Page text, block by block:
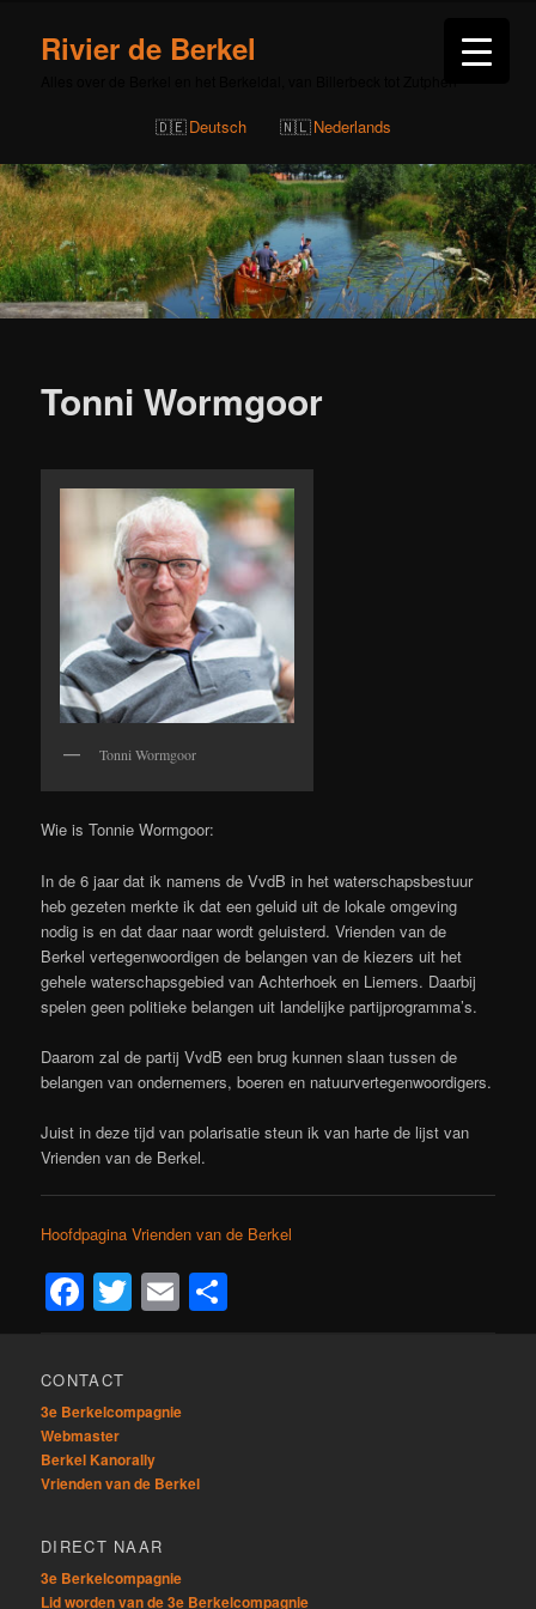
Rivier de Berkel
Deutsch Nederlands
Tonni Wormgoor
Tonni Wormgoor
Wie is Tonnie Wormgoor:
In de 6 jaar dat ik namens de VvdB in het waterschapsbestuur
heb gezeten merkte ik dat een geluid uit de lokale omgeving
nodig is en dat daar naar wordt geluisterd. Vrienden van de
Berkel vertegenwoordigen de belangen van de kiezers uit het
gehele waterschapsgebied van Achterhoek en Liemers. Daarbij
spelen geen politieke belangen uit landelijke partijprogramma’s.
Daarom zal de partij VvdB een brug kunnen slaan tussen de
belangen van ondernemers, boeren en natuurvertegenwoordigers.
Juist in deze tijd van polarisatie steun ik van harte de lijst van
Vrienden van de Berkel.
Hoofdpagina Vrienden van de Berkel
Facebook
Twitter
Email
CONTACT
3e Berkelcompagnie
Webmaster
Berkel Kanorally
Vrienden van de Berkel
DIRECT NAAR
3e Berkelcompagnie
Lid worden van de 3e Berkelcompagnie